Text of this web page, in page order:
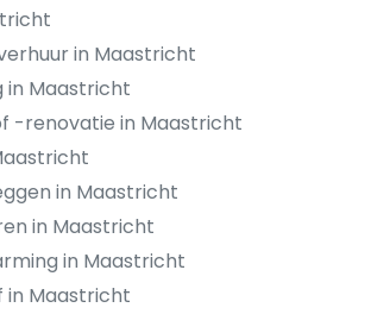
in Maastricht
in Maastricht
-renovatie in Maastricht
in Maastricht
in Maastricht
in Maastricht
in Maastricht